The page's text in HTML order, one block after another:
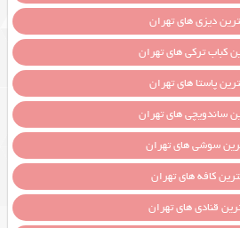
دیزی های تهران
کباب ترکی های تهران
پاستا های تهران
ساندویچی های تهران
سوشی های تهران
کافه های تهران
قنادی های تهران